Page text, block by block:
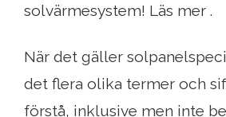
solvärmesystem! Läs mer .
När det gäller
det flera olika termer och
förstå, inklusive men inte